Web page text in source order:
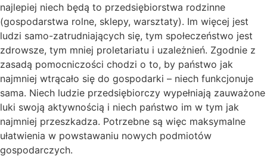
najlepiej niech będą to przedsiębiorstwa rodzinne
(gospodarstwa rolne, sklepy, warsztaty). Im więcej jest
ludzi samo-zatrudniających się, tym społeczeństwo jest
zdrowsze, tym mniej proletariatu i uzależnień. Zgodnie z
zasadą pomocniczości chodzi o to, by państwo jak
najmniej wtrącało się do gospodarki – niech funkcjonuje
sama. Niech ludzie przedsiębiorczy wypełniają zauważone
luki swoją aktywnością i niech państwo im w tym jak
najmniej przeszkadza. Potrzebne są więc maksymalne
ułatwienia w powstawaniu nowych podmiotów
gospodarczych.